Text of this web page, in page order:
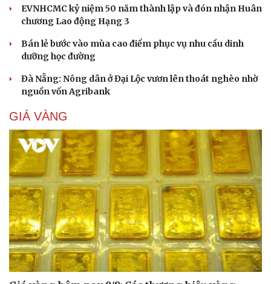
Cải chính
EVNHCMC kỷ niệm 50 năm thành lập và đón nhận Huân
chương Lao động Hạng 3
Bán lẻ bước vào mùa cao điểm phục vụ nhu cầu dinh
dưỡng học đường
Đà Nẵng: Nông dân ở Đại Lộc vươn lên thoát nghèo nhờ
nguồn vốn Agribank
GIÁ VÀNG